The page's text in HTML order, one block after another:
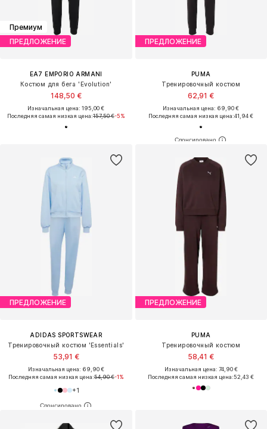
Премиум
ПРЕДЛОЖЕНИЕ
EA7 EMPORIO ARMANI
Костюм для бега 'Evolution'
148,50 €
Изначальная цена: 195,00 €
Последняя самая низкая цена:157,50 €-5%
ПРЕДЛОЖЕНИЕ
PUMA
Тренировочный костюм
62,91 €
Изначальная цена: 69,90 €
Последняя самая низкая цена:41,94 €
ПРЕДЛОЖЕНИЕ
ADIDAS SPORTSWEAR
Тренировочный костюм 'Essentials'
53,91 €
Изначальная цена: 69,90 €
Последняя самая низкая цена:54,90 €-1%
+1
ПРЕДЛОЖЕНИЕ
PUMA
Тренировочный костюм
58,41 €
Изначальная цена: 74,90 €
Последняя самая низкая цена:52,43 €